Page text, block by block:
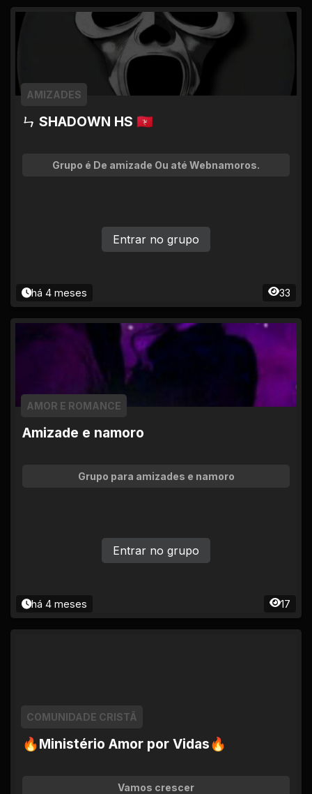
ㄣ SHADOWN HS 🇮🇲
AMIZADES
Grupo é De amizade Ou até Webnamoros.
há 4 meses 33
Entrar no grupo
Amizade e namoro
AMOR E ROMANCE
Grupo para amizades e namoro
há 4 meses 17
Entrar no grupo
🔥Ministério Amor por Vidas🔥
COMUNIDADE CRISTÃ
Vamos crescer